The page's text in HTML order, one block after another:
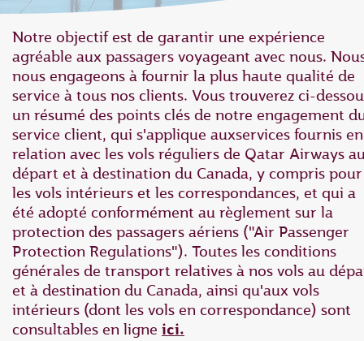
Notre objectif est de garantir une expérience
agréable aux passagers voyageant avec nous.
nous engageons à fournir la plus haute qualité de
service à tous nos clients. Vous trouverez ci-
un résumé des points clés de notre engagement
service client, qui s'applique aux‎services fournis en
relation avec les vols réguliers de Qatar Airways
départ et à destination du Canada, ‎y compris pour
les vols intérieurs et les correspondances, et qui a
‎été adopté conformément au règlement sur la
protection des passagers aériens ‎‎("Air Passenger
Protection Regulations").‎ Toutes les conditions
générales de transport relatives à nos vols au
et à destination du Canada, ainsi qu'aux vols
intérieurs (dont les vols en correspondance) sont
consultables en ligne ici.